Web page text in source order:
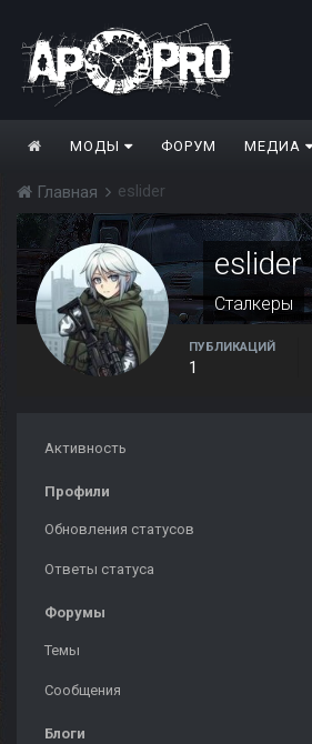
МОДЫ ФОРУМ МЕДИА
Главная eslider
eslider
Сталкеры
ПУБЛИКАЦИЙ
1
Активность
Профили
Обновления статусов
Ответы статуса
Форумы
Темы
Сообщения
Блоги